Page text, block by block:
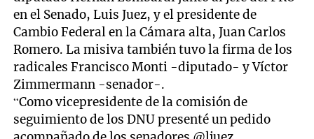
en el Senado, Luis Juez, y el presidente de
Cambio Federal en la Cámara alta, Juan Carlos
Romero. La misiva también tuvo la firma de los
radicales Francisco Monti -diputado- y Víctor
Zimmermann -senador-.
“Como vicepresidente de la comisión de
seguimiento de los DNU presenté un pedido